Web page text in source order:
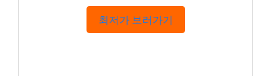
최저가 보러가기